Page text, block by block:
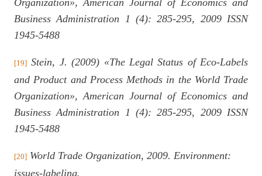
Organization», American Journal of Economics and
Business Administration 1 (4): 285-295, 2009 ISSN
1945-5488
[19] Stein, J. (2009) «The Legal Status of Eco-Labels
and Product and Process Methods in the World Trade
Organization», American Journal of Economics and
Business Administration 1 (4): 285-295, 2009 ISSN
1945-5488
[20] World Trade Organization, 2009. Environment:
issues-labeling.